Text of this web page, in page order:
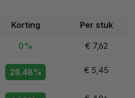
Korting Per stuk
0% € 7,62
28.48% € 5,45